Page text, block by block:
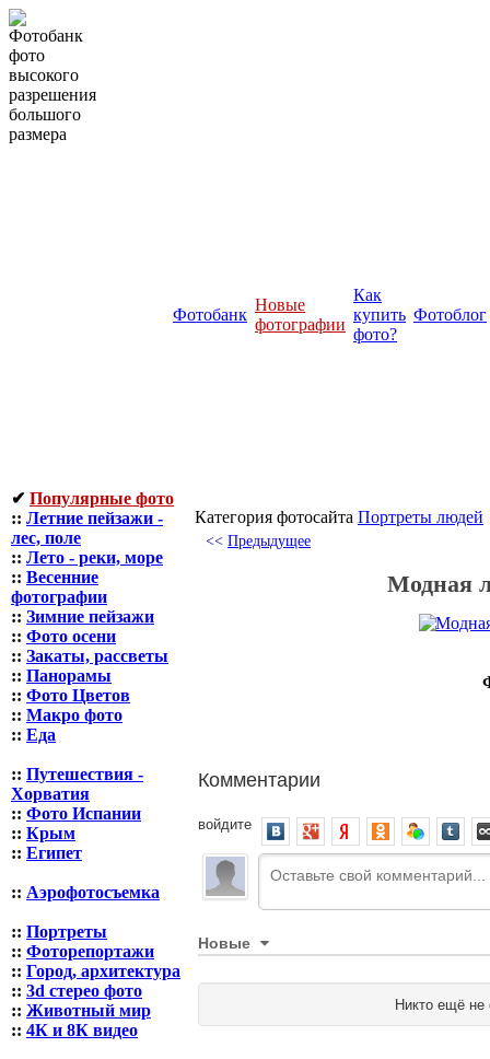
Фотобанк
Новые
фотографии
Как
купить
фото?
Фотоблог
✔ Популярные фото
:: Летние пейзажи -
лес, поле
:: Лето - реки, море
:: Весенние
фотографии
:: Зимние пейзажи
:: Фото осени
:: Закаты, рассветы
:: Панорамы
:: Фото Цветов
:: Макро фото
:: Еда
:: Путешествия -
Хорватия
:: Фото Испании
:: Крым
:: Египет
:: Аэрофотосъемка
:: Портреты
:: Фоторепортажи
:: Город, архитектура
:: 3d стерео фото
:: Животный мир
:: 4К и 8К видео
Категория фотосайта Портреты людей
<< Предыдущее
Модная
Комментарии
войдите
Новые
Никто ещё не